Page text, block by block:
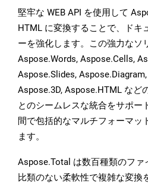
堅牢な WEB API を使用して
HTML に変換することで、ドキ
ーを強化します。この強力なソ
Aspose.Words, Aspose.Cells,
Aspose.Slides,
Aspose.3D, Aspose.HTML など
とのシームレスな統合をサポー
間で包括的なマルチフォーマッ
ます。
Aspose.Total は数百種類のファ
比類のない柔軟性で複雑な変換